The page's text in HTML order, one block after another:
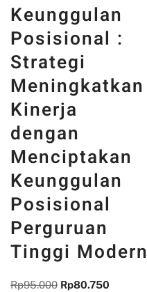
Keunggulan
Posisional :
Strategi
Meningkatkan
Kinerja
dengan
Menciptakan
Keunggulan
Posisional
Perguruan
Tinggi Modern
Rp95.000 Rp80.750